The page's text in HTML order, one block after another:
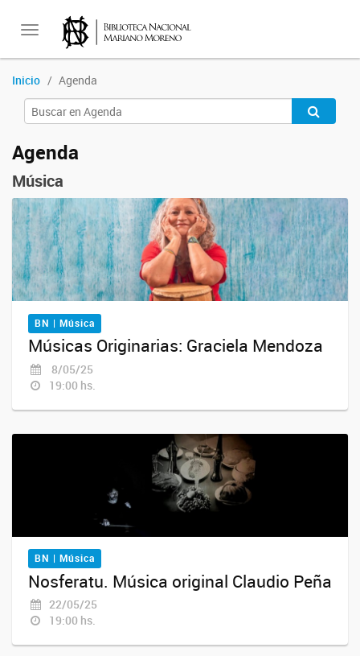
Toggle
navigation
Inicio Agenda
Agenda
Música
BN | Música
Músicas Originarias: Graciela Mendoza
8/05/25
19:00 hs.
BN | Música
Nosferatu. Música original Claudio Peña
22/05/25
19:00 hs.